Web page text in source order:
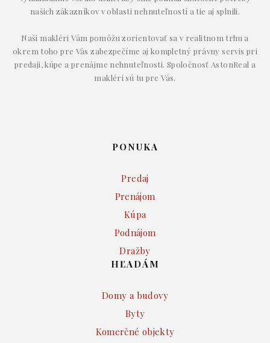
našich zákazníkov v oblasti nehnuteľností a tie aj splnili.
Naši makléri Vám pomôžu zorientovať sa v realitnom trhu a
okrem toho pre Vás zabezpečíme aj kompletný právny servis pri
predaji, kúpe a prenájme nehnuteľnosti. Spoločnosť AstonReal a
makléri sú tu pre Vás.
PONUKA
Predaj
Prenájom
Kúpa
Podnájom
Dražby
HĽADÁM
Domy a budovy
Byty
Komerčné objekty